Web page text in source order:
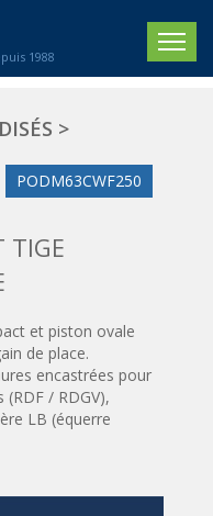
1988
conseiller !
811
>
PODM63CWF250
TIGE
et piston ovale
de place.
encastrées pour
/ RDGV),
LB (équerre